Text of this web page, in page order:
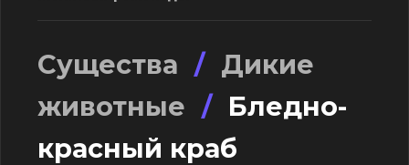
Существа / Дикие
животные / Бледно-
красный краб